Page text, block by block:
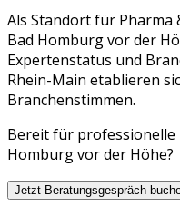
Als Standort für Pharma
Bad Homburg vor der
Expertenstatus und
Rhein-Main etablieren
Branchenstimmen.
Bereit für professionelle
Homburg vor der Höhe?
Jetzt Beratungsgespräch